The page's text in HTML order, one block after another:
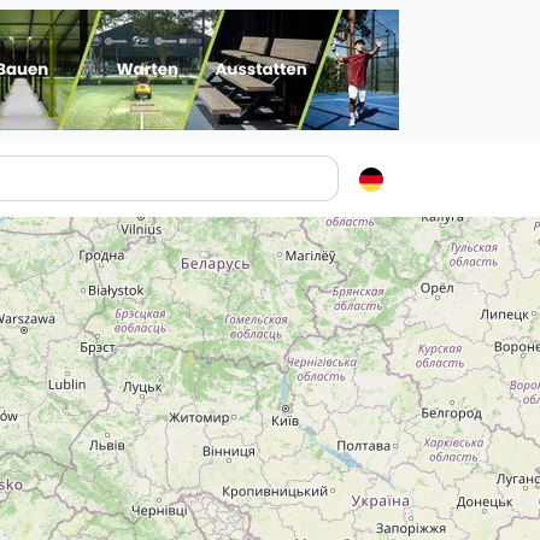
Padelstädte
am Main
Login